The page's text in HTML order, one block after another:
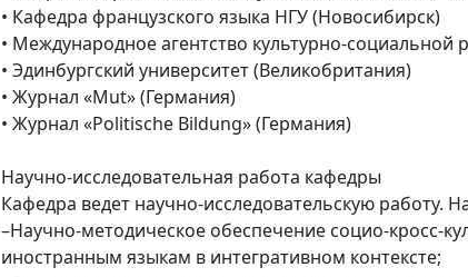
• Кафедра французского языка НГУ (Новосибирск)
• Международное агентство культурно-социальной
• Эдинбургский университет (Великобритания)
• Журнал «Mut» (Германия)
• Журнал «Politische Bildung» (Германия)
Научно-исследовательная работа кафедры
Кафедра ведет научно-исследовательскую работу.
–Научно-методическое обеспечение социо-кросс-
иностранным языкам в интегративном контексте;